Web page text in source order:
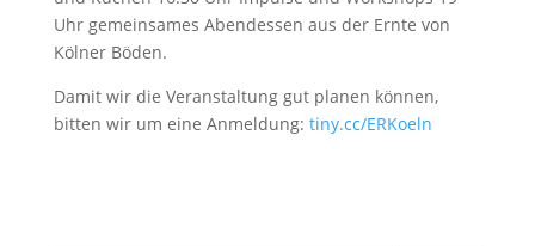
Uhr gemeinsames Abendessen aus der Ernte von
Kölner Böden.
Damit wir die Veranstaltung gut planen können,
bitten wir um eine Anmeldung: tiny.cc/ERKoeln